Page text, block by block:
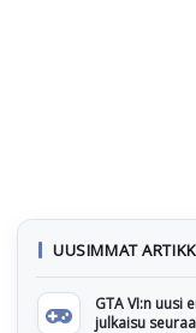
UUSIMMAT
GTA VI:n uusi
julkaisu